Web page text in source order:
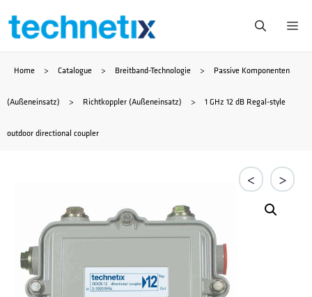
Zum
springen
Home > Catalogue > Breitband-Technologie > Passive Komponenten
(Außeneinsatz) > Richtkoppler (Außeneinsatz) > 1 GHz 12 dB Regal-style
outdoor directional coupler
< >